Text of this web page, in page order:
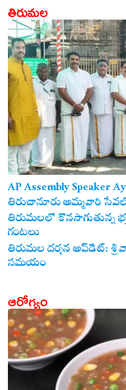
తిరుమల
AP Assembly Speaker
తిరుచానూరు అమ్మవారి సేవలో
సమేతంగా దర్శించుకున్న
తిరుమలలో కొనసాగుతున్న
గంటలు
తిరుమల దర్శన అప్‌డేట్:
సమయం
ఆరోగ్యం